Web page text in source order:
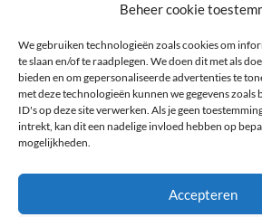
Beheer cookie
We gebruiken technologieën zoals cookies om
te slaan en/of te raadplegen. We doen dit met als
bieden en om gepersonaliseerde advertenties te
met deze technologieën kunnen we gegevens zoals
ID's op deze site verwerken. Als je geen
intrekt, kan dit een nadelige invloed hebben op
mogelijkheden.
Accepteren
Gegevens
Postbus 5020, 9700GA, Groningen
redactie@noordactueel.nl